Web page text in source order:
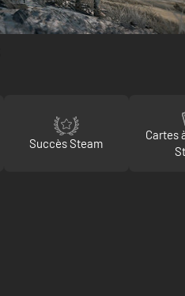
Succès Steam
Cartes